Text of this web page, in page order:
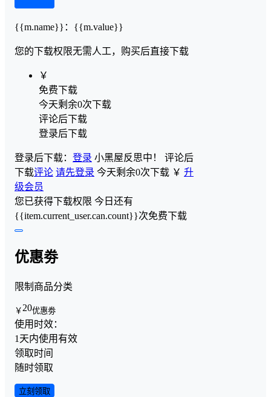
{{m.name}} ： {{m.value}}
您的下载权限无需人工，购买后直接下载
￥
免费下载
今天剩余0次下载
评论后下载
登录后下载
登录后下载： 登录 小黑屋反思中！ 评论后
下载评论 请先登录 今天剩余0次下载 ￥ 升
级会员
您已获得下载权限 今日还有
{{item.current_user.can.count}}次免费下载
优惠劵
限制商品分类
￥ 20优惠劵
使用时效：
1天内使用有效
领取时间
随时领取
立刻领取